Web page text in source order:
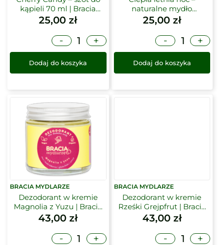
kąpieli 70 ml | Bracia
Mydlarze
25,00zł
-
+
Dodaj do koszyka
naturalne mydło
jaśminowe w kostce |
Bracia Mydlarze
25,00 zł
-
+
Dodaj do koszyka
BRACIA MYDLARZE
Dezodorant w kremie
Magnolia z Yuzu | Bracia
Mydlarze
43,00zł
-
+
BRACIA MYDLARZE
Dezodorant w kremie
Rześki Grejpfrut | Bracia
Mydlarze
43,00 zł
-
+